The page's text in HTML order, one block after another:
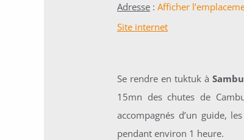
Adresse :Afficher
Site internet
Se rendre en tuktuk à
15mn des chutes de
accompagnés d’un guide,
pendant environ 1 heure.